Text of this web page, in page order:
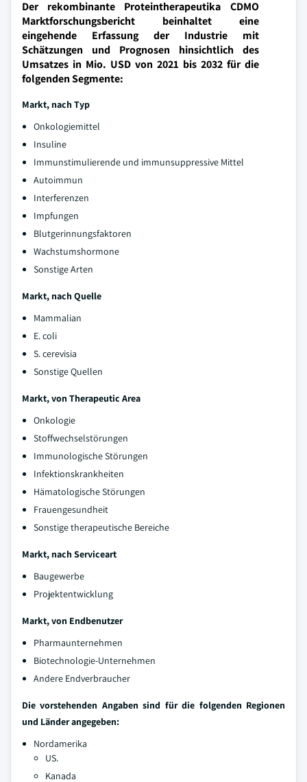
Der rekombinante Proteintherapeutika CDMO
Marktforschungsbericht beinhaltet eine
eingehende Erfassung der Industrie mit
Schätzungen und Prognosen hinsichtlich des
Umsatzes in Mio. USD von 2021 bis 2032 für die
folgenden Segmente:
Markt, nach Typ
Onkologiemittel
Insuline
Immunstimulierende und immunsuppressive Mittel
Autoimmun
Interferenzen
Impfungen
Blutgerinnungsfaktoren
Wachstumshormone
Sonstige Arten
Markt, nach Quelle
Mammalian
E. coli
S. cerevisia
Sonstige Quellen
Markt, von Therapeutic Area
Onkologie
Stoffwechselstörungen
Immunologische Störungen
Infektionskrankheiten
Hämatologische Störungen
Frauengesundheit
Sonstige therapeutische Bereiche
Markt, nach Serviceart
Baugewerbe
Projektentwicklung
Markt, von Endbenutzer
Pharmaunternehmen
Biotechnologie-Unternehmen
Andere Endverbraucher
Die vorstehenden Angaben sind für die folgenden Regionen
und Länder angegeben:
Nordamerika
US.
Kanada